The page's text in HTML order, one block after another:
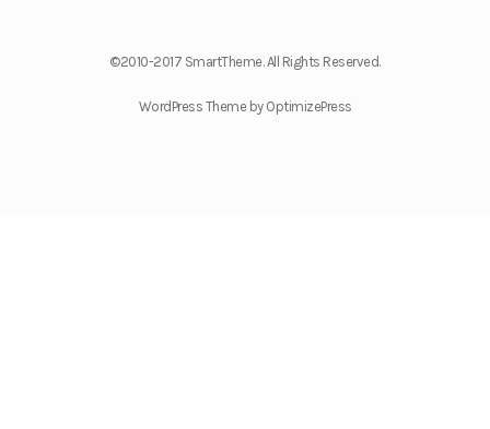
©2010-2017 SmartTheme. All Rights Reserved.
WordPress Theme by OptimizePress